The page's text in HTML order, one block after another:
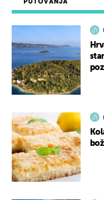
PUTOVANJA